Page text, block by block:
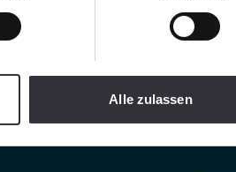
Alle zulassen